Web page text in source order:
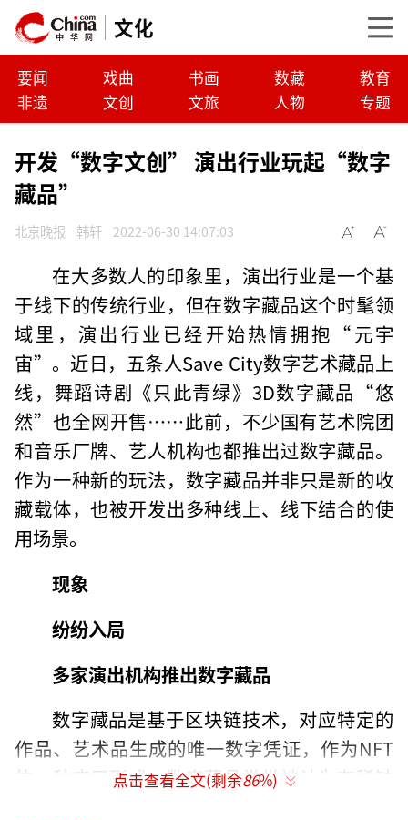
文化
要闻 戏曲 书画 数藏
教育
非遗
文创 文旅 人物 专题
开发“数字文创” 演出行业玩起“数字
藏品”
北京晚报 韩轩 2022-06-30 14:07:03
在大多数人的印象里，演出行业是一个基
于线下的传统行业，但在数字藏品这个时髦领
域里，演出行业已经开始热情拥抱“元宇
宙”。近日，五条人Save City数字艺术藏品上
线，舞蹈诗剧《只此青绿》3D数字藏品“悠
然”也全网开售……此前，不少国有艺术院团
和音乐厂牌、艺人机构也都推出过数字藏品。
作为一种新的玩法，数字藏品并非只是新的收
藏载体，也被开发出多种线上、线下结合的使
用场景。
现象
纷纷入局
多家演出机构推出数字藏品
数字藏品是基于区块链技术，对应特定的
作品、艺术品生成的唯一数字凭证，作为NFT
的一种应用形式，数字藏品常常被认为有稀缺
点击查看全文(剩余86%)